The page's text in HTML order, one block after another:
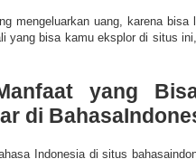
mengeluarkan uang, karena
yang bisa kamu eksplor di situs
yang
di
Indonesia di situs